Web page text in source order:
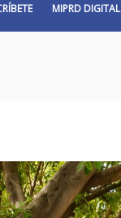
MIPRD DIGITAL